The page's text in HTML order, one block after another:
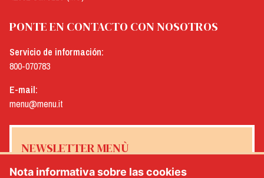
PONTE EN CONTACTO CON NOSOTROS
Servicio de información:
800-070783
E-mail:
menu@menu.it
NEWSLETTER MENÙ
Nota informativa sobre las cookies